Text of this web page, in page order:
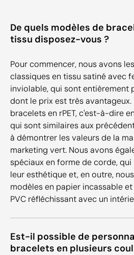
De quels modèles de
tissu disposez-vous ?
Pour commencer, nous avons
classiques en tissu satiné avec
inviolable, qui sont entièrement
dont le prix est très avantageux.
bracelets en rPET, c'est-à-dire
qui sont similaires aux
à démontrer les valeurs de la
marketing vert. Nous avons
spéciaux en forme de corde,
leur esthétique et, en outre,
modèles en papier incassable
PVC réfléchissant avec un
Est-il possible de
bracelets en plusieurs